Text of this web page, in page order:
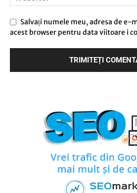
Salvați numele meu, adresa de e-
acest browser pentru data viitoare i